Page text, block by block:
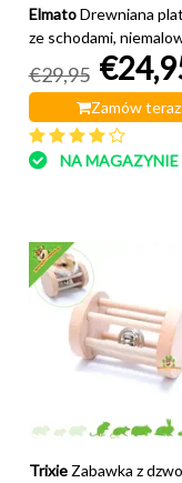
Elmato Drewniana
ze schodami,
€29,95
Zamów teraz
NA MAGAZYNIE
Trixie Zabawka z